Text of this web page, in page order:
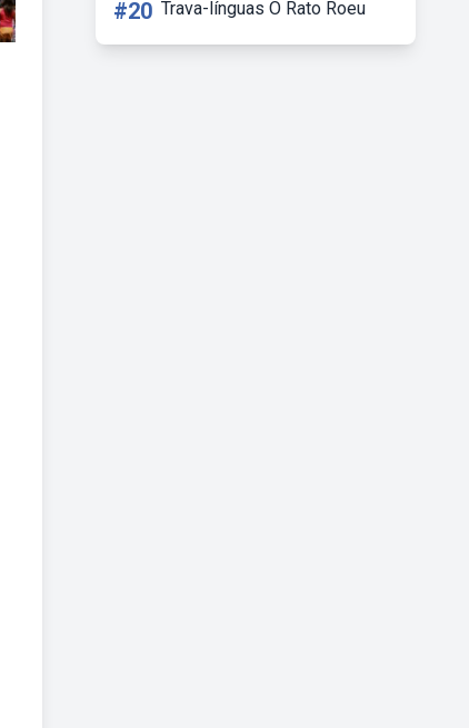
#20 Trava-línguas O Rato Roeu